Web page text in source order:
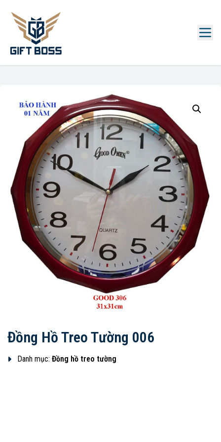
Đồng Hồ Treo Tường 006
Danh mục: Đồng hồ treo tường